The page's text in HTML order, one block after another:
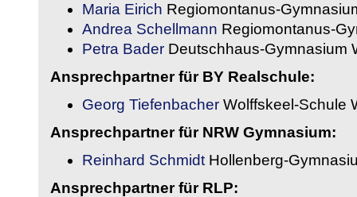
Maria Eirich Regiomontanus-
Andrea Schellmann Regiomontanus-
Petra Bader Deutschhaus-Gymnasium
Ansprechpartner für BY Realschule:
Georg Tiefenbacher Wolffskeel-Schule
Ansprechpartner für NRW Gymnasium:
Reinhard Schmidt Hollenberg-
Ansprechpartner für RLP: